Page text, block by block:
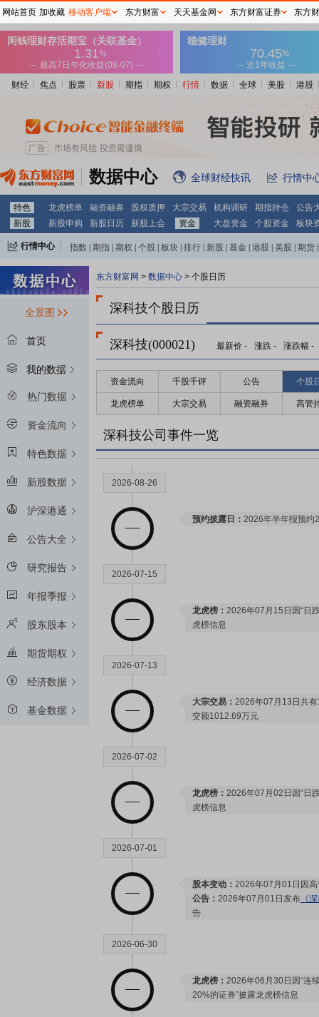
财经 焦点 股票 新股 期指 期权 行情 数据 全球 美股 港股
数据中心 全球财经快讯 行情中
特色 龙虎榜单 融资融券 股权质押 大宗交易 机构调研 期指持仓
公告
新股
新股申购 新股日历 新股上会 资金 大盘资金 个股资金 板块
行情中心 指数 期指 期权 个股 板块 排行 新股 基金 港股 美股 期货
全景图
首页
我的数据
热门数据
资金流向
特色数据
新股数据
沪深港通
公告大全
研究报告
年报季报
股东股本
期货期权
经济数据
基金数据
东方财富网 > 数据中心 > 个股日历
深科技个股日历
深科技(000021) 最新价 - 涨跌 - 涨跌幅 -
资金流向 千股千评 公告 个股
龙虎榜单 大宗交易 融资融券 高管
深科技公司事件一览
2026-08-26
预约披露日： 2026年半年报预约
2026-07-15
龙虎榜： 2026年07月15日因“日
虎榜信息
2026-07-13
大宗交易： 2026年07月13日共
交额1012.69万元
2026-07-02
龙虎榜： 2026年07月02日因“日
虎榜信息
2026-07-01
股本变动： 2026年07月01日因
公告： 2026年07月01日发布 《
告
2026-06-30
龙虎榜： 2026年06月30日因“连
20%的证券”披露龙虎榜信息
网站首页 加收藏 移动客户端 东方财富 天天基金网 东方财富证券 东方